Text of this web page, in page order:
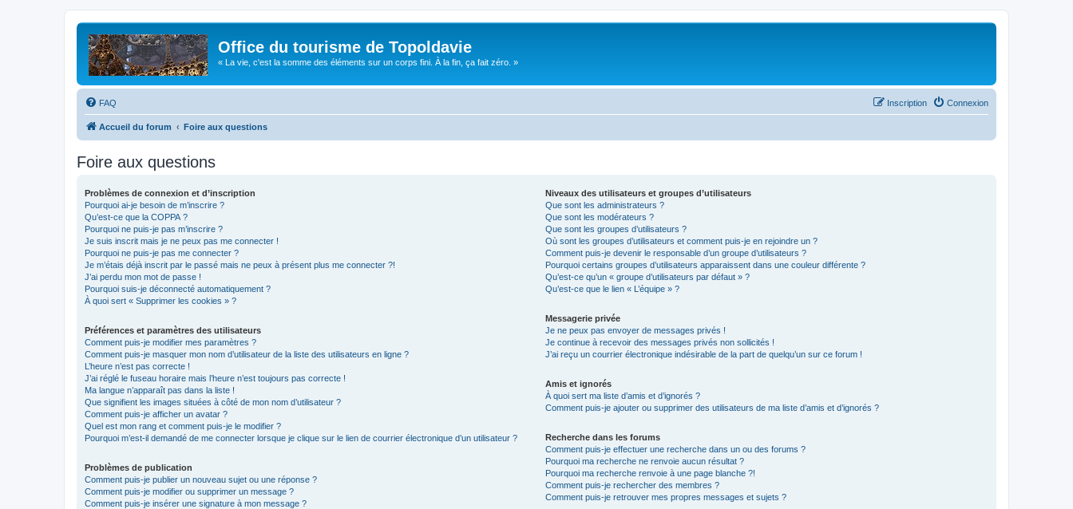
Office du tourisme de Topoldavie
« La vie, c'est la somme des éléments sur un corps fini. À la fin, ça fait zéro. »
FAQ Connexion
Inscription
Accueil du forum Foire aux questions
Foire aux questions
Problèmes de connexion et d’inscription
Pourquoi ai-je besoin de m’inscrire ?
Qu’est-ce que la COPPA ?
Pourquoi ne puis-je pas m’inscrire ?
Je suis inscrit mais je ne peux pas me connecter !
Pourquoi ne puis-je pas me connecter ?
Je m’étais déjà inscrit par le passé mais ne peux à présent plus me connecter ?!
J’ai perdu mon mot de passe !
Pourquoi suis-je déconnecté automatiquement ?
À quoi sert « Supprimer les cookies » ?
Préférences et paramètres des utilisateurs
Comment puis-je modifier mes paramètres ?
Comment puis-je masquer mon nom d’utilisateur de la liste des utilisateurs en ligne ?
L’heure n’est pas correcte !
J’ai réglé le fuseau horaire mais l’heure n’est toujours pas correcte !
Ma langue n’apparaît pas dans la liste !
Que signifient les images situées à côté de mon nom d’utilisateur ?
Comment puis-je afficher un avatar ?
Quel est mon rang et comment puis-je le modifier ?
Pourquoi m’est-il demandé de me connecter lorsque je clique sur le lien de courrier électronique d’un utilisateur ?
Problèmes de publication
Comment puis-je publier un nouveau sujet ou une réponse ?
Comment puis-je modifier ou supprimer un message ?
Comment puis-je insérer une signature à mon message ?
Niveaux des utilisateurs et groupes d’utilisateurs
Que sont les administrateurs ?
Que sont les modérateurs ?
Que sont les groupes d’utilisateurs ?
Où sont les groupes d’utilisateurs et comment puis-je en rejoindre un ?
Comment puis-je devenir le responsable d’un groupe d’utilisateurs ?
Pourquoi certains groupes d’utilisateurs apparaissent dans une couleur différente ?
Qu’est-ce qu’un « groupe d’utilisateurs par défaut » ?
Qu’est-ce que le lien « L’équipe » ?
Messagerie privée
Je ne peux pas envoyer de messages privés !
Je continue à recevoir des messages privés non sollicités !
J’ai reçu un courrier électronique indésirable de la part de quelqu’un sur ce forum !
Amis et ignorés
À quoi sert ma liste d’amis et d’ignorés ?
Comment puis-je ajouter ou supprimer des utilisateurs de ma liste d’amis et d’ignorés ?
Recherche dans les forums
Comment puis-je effectuer une recherche dans un ou des forums ?
Pourquoi ma recherche ne renvoie aucun résultat ?
Pourquoi ma recherche renvoie à une page blanche ?!
Comment puis-je rechercher des membres ?
Comment puis-je retrouver mes propres messages et sujets ?